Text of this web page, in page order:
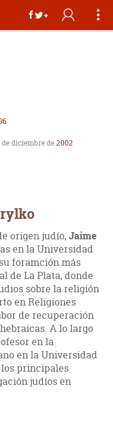
diciembre de2002
origen judío,Jaime
en la Universidad
foramción más
de La Plata, donde
sobre la religión
en Religiones
de recuperación
A lo largo
en la
en la Universidad
principales
judíos en